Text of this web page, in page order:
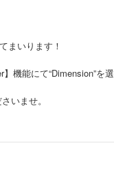
まいります！
機能にて“Dimension”を
いませ。